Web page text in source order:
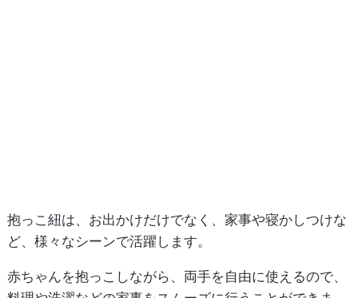
抱っこ紐は、お出かけだけでなく、家事や寝かしつけな
ど、様々なシーンで活躍します。
赤ちゃんを抱っこしながら、両手を自由に使えるので、